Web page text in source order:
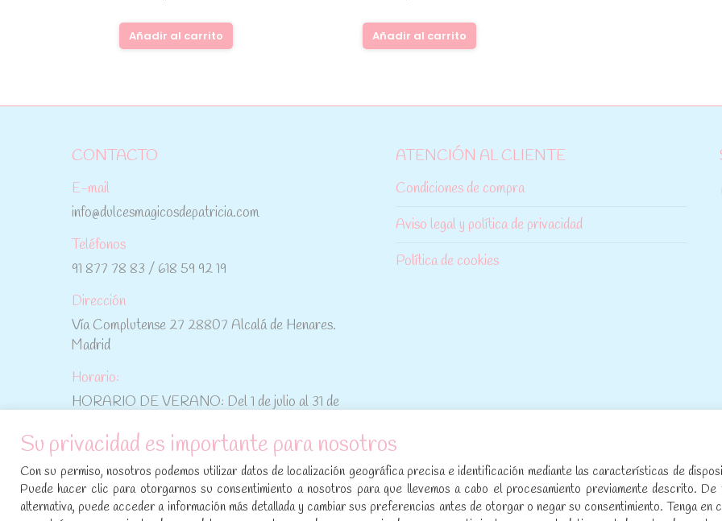
Añadir al carrito Añadir al carrito
CONTACTO
E-mail
info@dulcesmagicosdepatricia.com
Teléfonos
91 877 78 83 / 618 59 92 19
Dirección
Vía Complutense 27 28807 Alcalá de Henares.
Madrid
Horario:
HORARIO DE VERANO: Del 1 de julio al 31 de
ATENCIÓN AL CLIENTE
Condiciones de compra
Aviso legal y política de privacidad
Política de cookies
No te pierdas las promociones y novedades,
suscríbete a nuestra newsletter:
[sibwp_form id=1]
Su privacidad es importante para nosotros
Con su permiso, nosotros podemos utilizar datos de localización geográfica precisa e identificación mediante las características de
Puede hacer clic para otorgarnos su consentimiento a nosotros para que llevemos a cabo el procesamiento previamente descrito. De
alternativa, puede acceder a información más detallada y cambiar sus preferencias antes de otorgar o negar su consentimiento. Tenga en